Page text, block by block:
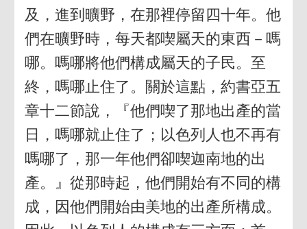
及，進到曠野，在那裡停留四十年。他
們在曠野時，每天都喫屬天的東西－嗎
哪。嗎哪將他們構成屬天的子民。至
終，嗎哪止住了。關於這點，約書亞五
章十二節說，『他們喫了那地出產的當
日，嗎哪就止住了；以色列人也不再有
嗎哪了，那一年他們卻喫迦南地的出
產。』從那時起，他們開始有不同的構
成，因他們開始由美地的出產所構成。